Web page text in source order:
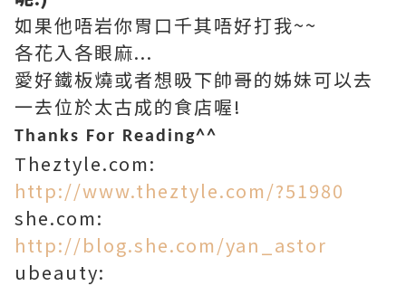
如果他唔岩你胃口千其唔好打我~~
各花入各眼麻...
愛好鐵板燒或者想昅下帥哥的姊妹可以去
一去位於太古成的食店喔!
Thanks For Reading^^
Theztyle.com:
http://www.theztyle.com/?51980
she.com:
http://blog.she.com/yan_astor
ubeauty: